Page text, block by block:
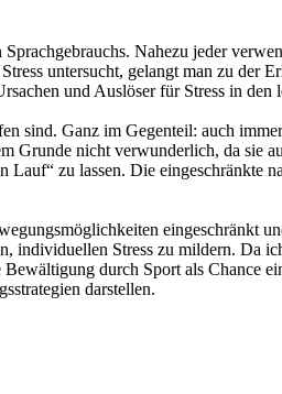
Nahezu jeder
untersucht, gelangt man zu der
und Auslöser für Stress in
sind. Ganz im Gegenteil: auch
Grunde nicht verwunderlich, da
zu lassen. Die eingeschränkte
eingeschränkt
individuellen Stress zu mildern. Da
durch Sport als Chance
darstellen.